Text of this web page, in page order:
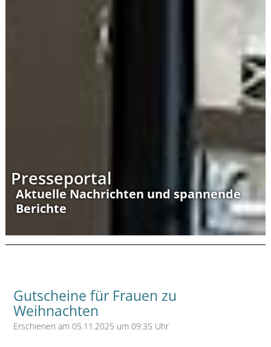
Presseportal
Aktuelle Nachrichten und spannende
Berichte
Gutscheine für Frauen zu
Weihnachten
Erschienen am 05.11.2025 um 09:35 Uhr